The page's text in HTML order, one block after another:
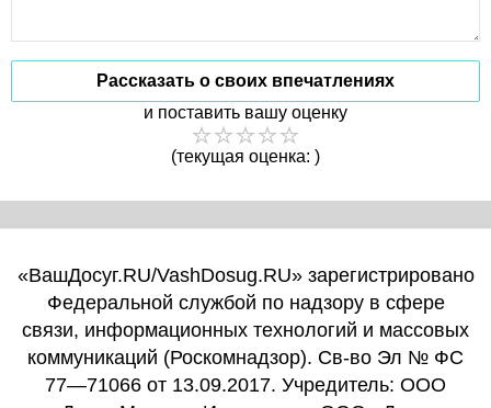
Рассказать о своих впечатлениях
и поставить вашу оценку
(текущая оценка: )
«ВашДосуг.RU/VashDosug.RU» зарегистрировано
Федеральной службой по надзору в сфере
связи, информационных технологий и массовых
коммуникаций (Роскомнадзор). Св-во Эл № ФС
77—71066 от 13.09.2017. Учредитель: ООО